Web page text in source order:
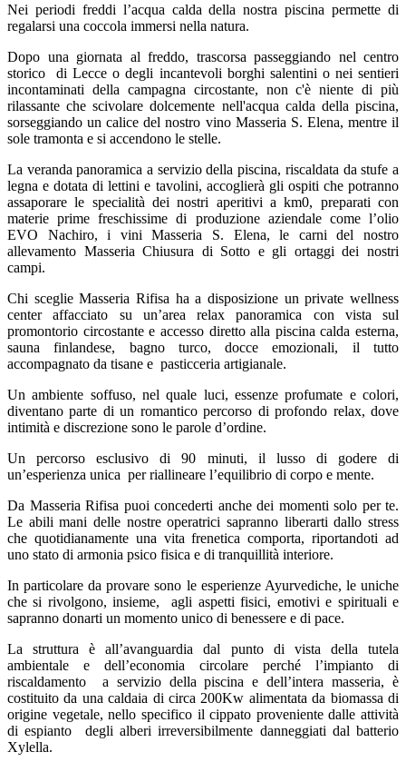
Nei periodi freddi l’acqua calda della nostra piscina permette di
regalarsi una coccola immersi nella natura.
Dopo una giornata al freddo, trascorsa passeggiando nel centro
storico di Lecce o degli incantevoli borghi salentini o nei sentieri
incontaminati della campagna circostante, non c'è niente di più
rilassante che scivolare dolcemente nell'acqua calda della piscina,
sorseggiando un calice del nostro vino Masseria S. Elena, mentre il
sole tramonta e si accendono le stelle.
La veranda panoramica a servizio della piscina, riscaldata da stufe a
legna e dotata di lettini e tavolini, accoglierà gli ospiti che potranno
assaporare le specialità dei nostri aperitivi a km0, preparati con
materie prime freschissime di produzione aziendale come l’olio
EVO Nachiro, i vini Masseria S. Elena, le carni del nostro
allevamento Masseria Chiusura di Sotto e gli ortaggi dei nostri
campi.
Chi sceglie Masseria Rifisa ha a disposizione un private wellness
center affacciato su un’area relax panoramica con vista sul
promontorio circostante e accesso diretto alla piscina calda esterna,
sauna finlandese, bagno turco, docce emozionali, il tutto
accompagnato da tisane e pasticceria artigianale.
Un ambiente soffuso, nel quale luci, essenze profumate e colori,
diventano parte di un romantico percorso di profondo relax, dove
intimità e discrezione sono le parole d’ordine.
Un percorso esclusivo di 90 minuti, il lusso di godere di
un’esperienza unica per riallineare l’equilibrio di corpo e mente.
Da Masseria Rifisa puoi concederti anche dei momenti solo per te.
Le abili mani delle nostre operatrici sapranno liberarti dallo stress
che quotidianamente una vita frenetica comporta, riportandoti ad
uno stato di armonia psico fisica e di tranquillità interiore.
In particolare da provare sono le esperienze Ayurvediche, le uniche
che si rivolgono, insieme, agli aspetti fisici, emotivi e spirituali e
sapranno donarti un momento unico di benessere e di pace.
La struttura è all’avanguardia dal punto di vista della tutela
ambientale e dell’economia circolare perché l’impianto di
riscaldamento a servizio della piscina e dell’intera masseria, è
costituito da una caldaia di circa 200Kw alimentata da biomassa di
origine vegetale, nello specifico il cippato proveniente dalle attività
di espianto degli alberi irreversibilmente danneggiati dal batterio
Xylella.